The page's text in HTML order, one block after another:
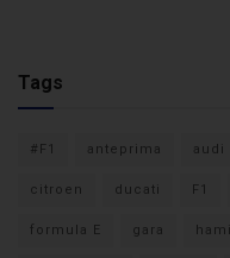
Tags
#F1 anteprima audi
citroen ducati F1
formula E gara